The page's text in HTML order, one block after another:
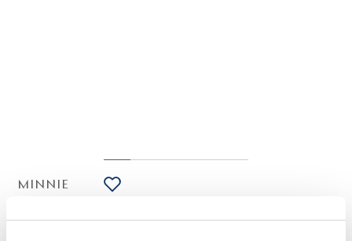
MINNIE
T-shirt en laine avec imprimé floral et prise avant